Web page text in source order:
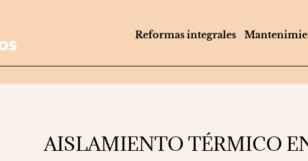
Reformas integrales
AISLAMIENTO TÉRMICO